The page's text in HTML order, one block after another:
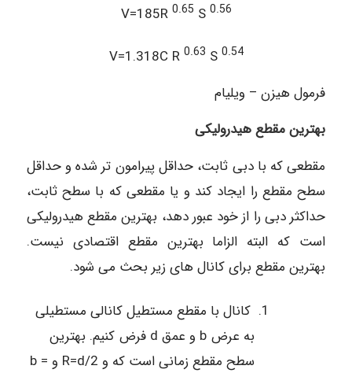
V=185R 0.65 S 0.56
V=1.318C R 0.63 S 0.54
فرمول هیزن – ویلیام
بهترین مقطع هیدرولیکی
مقطعی که با دبی ثابت، حداقل پیرامون تر شده و حداقل
سطح مقطع را ایجاد کند و یا مقطعی که با سطح ثابت،
حداکثر دبی را از خود عبور دهد، بهترین مقطع هیدرولیکی
است که البته الزاما بهترین مقطع اقتصادی نیست.
بهترین مقطع برای کانال های زیر بحث می شود.
کانال با مقطع مستطیل کانالی مستطیلی
به عرض b و عمق d فرض کنیم. بهترین
سطح مقطع زمانی است که و R=d/2 و b =